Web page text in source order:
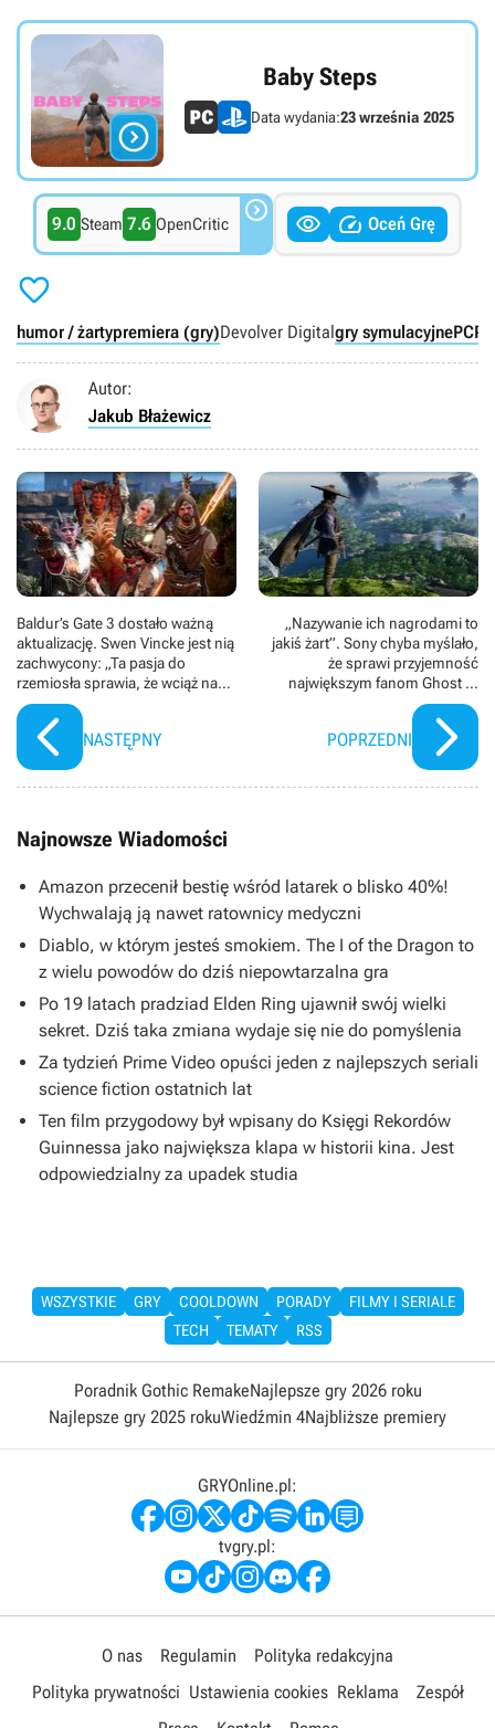

Baby Steps
Data wydania:23 września 2025
9.0 Steam 7.6 OpenCritic    Oceń Grę

humor / żartypremiera (gry)Devolver Digitalgry symulacyjnePC
Autor:
Jakub Błażewicz
Baldur’s Gate 3 dostało ważną
aktualizację. Swen Vincke jest nią
zachwycony: „Ta pasja do
rzemiosła sprawia, że wciąż na
nowo zakochuję się w moich
pracownikach”
NASTĘPNY
„Nazywanie ich nagrodami to
jakiś żart”. Sony chyba myślało,
że sprawi przyjemność
największym fanom Ghost of
Tsushima, a tylko wywołało w
nich frustrację
POPRZEDNI
Najnowsze Wiadomości
Amazon przecenił bestię wśród latarek o blisko 40%!
Wychwalają ją nawet ratownicy medyczni
Diablo, w którym jesteś smokiem. The I of the Dragon to
z wielu powodów do dziś niepowtarzalna gra
Po 19 latach pradziad Elden Ring ujawnił swój wielki
sekret. Dziś taka zmiana wydaje się nie do pomyślenia
Za tydzień Prime Video opuści jeden z najlepszych seriali
science fiction ostatnich lat
Ten film przygodowy był wpisany do Księgi Rekordów
Guinnessa jako największa klapa w historii kina. Jest
odpowiedzialny za upadek studia
WSZYSTKIE GRY COOLDOWN PORADY
FILMY I SERIALE
TECH
TEMATY RSS
Poradnik Gothic RemakeNajlepsze gry 2026 roku
Najlepsze gry 2025 rokuWiedźmin 4Najbliższe premiery
GRYOnline.pl:
tvgry.pl:
O nas Regulamin
Polityka redakcyjna
Polityka prywatności Ustawienia cookies Reklama
Zespół